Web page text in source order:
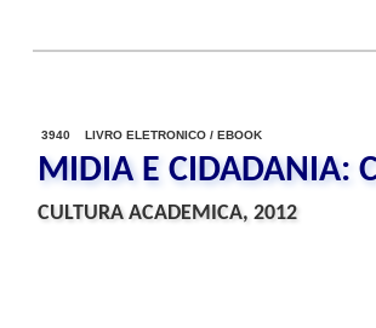
3940 LIVRO ELETRONICO / EBOOK
MIDIA E CIDADANIA:
CULTURA ACADEMICA, 2012